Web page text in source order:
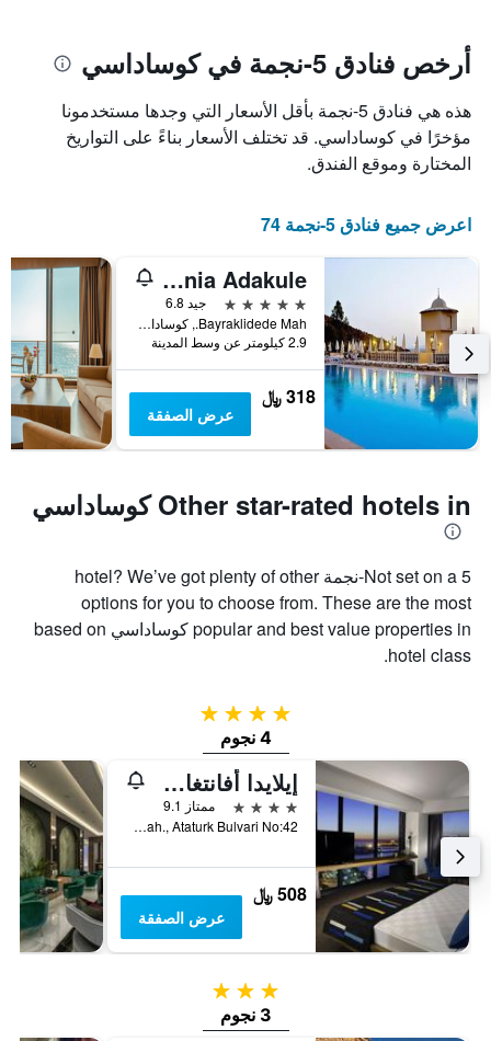
1
Y
الذي
يعرض
متوسط
في
عطلة
هذا
الأسبوع
خلال
آخر
3
أيام
محور
الذي
يعرض
عدد
الأيام
يتضمن
المخطط
1
محور
Y
الذي
يعرض
متوسط
سعر
غرفة
أرخص فنادق 5-نجمة في كوساداسي
هذه هي فنادق 5-نجمة بأقل الأسعار التي وجدها مستخدمونا
مؤخرًا في كوساداسي. قد تختلف الأسعار بناءً على التواريخ
المختارة وموقع الفندق.
اعرض جميع فنادق 5-نجمة 74
Ladonia Adakule
5 نجوم
جيد 6.8
Bayraklidede Mah., كوساداسي, تركيا
2.9 كيلومتر عن وسط المدينة
318 ﷼
عرض الصفقة
Other star-rated hotels in كوساداسي
Not set on a 5-نجمة hotel? We’ve got plenty of other
options for you to choose from. These are the most
popular and best value properties in كوساداسي based on
hotel class.
4 نجوم
4 نجوم
إيلايدا أفانتغارد هوتل
4 نجوم
ممتاز 9.1
Turkmen Mah., Ataturk Bulvari No:42, كوساداسي, تركيا
508 ﷼
عرض الصفقة
3 نجوم
3 نجوم